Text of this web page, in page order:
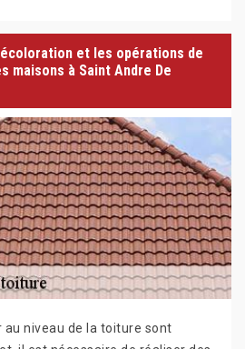
et les opérations de
maisons à Saint Andre De
au niveau de la toiture sont